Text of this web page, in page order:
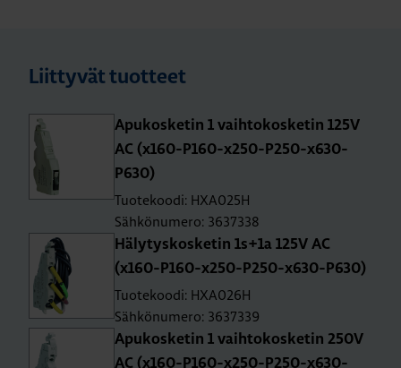
Liittyvät tuotteet
Apu­kos­ke­tin 1 vaih­to­kos­ke­tin 125V
AC (x160-P160-x250-P250-x630-
P630)
Tuotekoodi: HXA025H
Sähkönumero: 3637338
Hä­ly­tys­kos­ke­tin 1s+1a 125V AC
(x160-P160-x250-P250-x630-P630)
Tuotekoodi: HXA026H
Sähkönumero: 3637339
Apu­kos­ke­tin 1 vaih­to­kos­ke­tin 250V
AC (x160-P160-x250-P250-x630-